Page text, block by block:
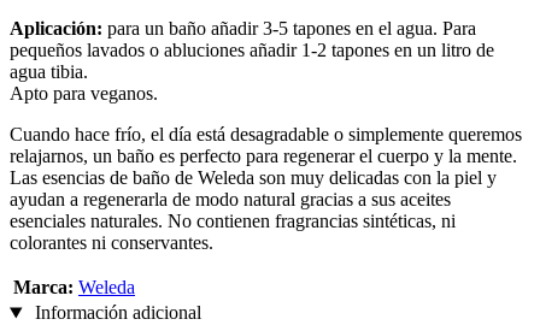
Aplicación: para un baño añadir 3-5 tapones en el agua. Para
pequeños lavados o abluciones añadir 1-2 tapones en un litro de
agua tibia.
Apto para veganos.
Cuando hace frío, el día está desagradable o simplemente queremos
relajarnos, un baño es perfecto para regenerar el cuerpo y la mente.
Las esencias de baño de Weleda son muy delicadas con la piel y
ayudan a regenerarla de modo natural gracias a sus aceites
esenciales naturales. No contienen fragrancias sintéticas, ni
colorantes ni conservantes.
Marca: Weleda
Información adicional